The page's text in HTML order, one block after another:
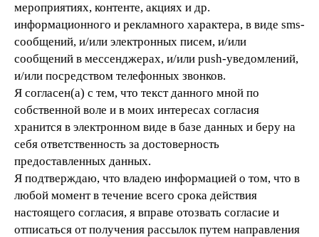
мероприятиях, контенте, акциях и др.
информационного и рекламного характера, в виде sms-
сообщений, и/или электронных писем, и/или
сообщений в мессенджерах, и/или push-уведомлений,
и/или посредством телефонных звонков.
Я согласен(а) с тем, что текст данного мной по
собственной воле и в моих интересах согласия
хранится в электронном виде в базе данных и беру на
себя ответственность за достоверность
предоставленных данных.
Я подтверждаю, что владею информацией о том, что в
любой момент в течение всего срока действия
настоящего согласия, я вправе отозвать согласие и
отписаться от получения рассылок путем направления